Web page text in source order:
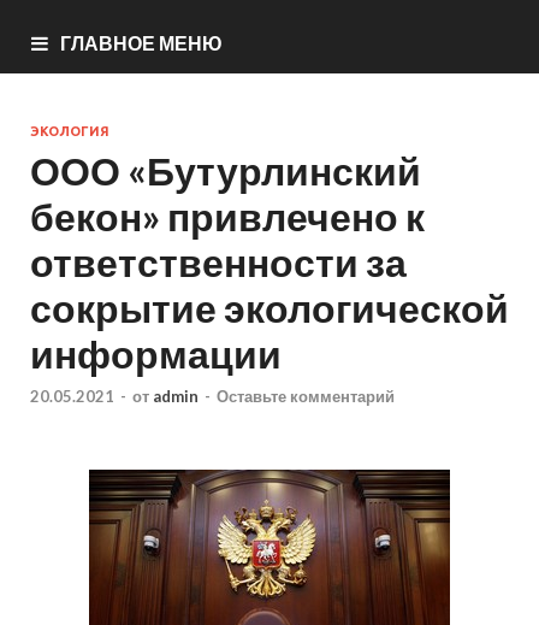
ГЛАВНОЕ МЕНЮ
ЭКОЛОГИЯ
ООО «Бутурлинский
бекон» привлечено к
ответственности за
сокрытие экологической
информации
20.05.2021 - от admin - Оставьте комментарий